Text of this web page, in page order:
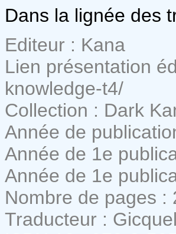
Dans la lignée des
Editeur : Kana
Lien présentation
knowledge-t4/
Collection : Dark
Année de
Année de 1e
Année de 1e
Nombre de pages :
Traducteur :